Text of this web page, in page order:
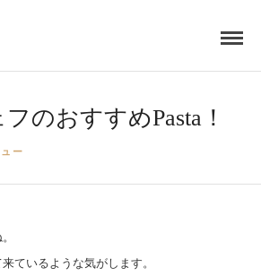
のおすすめPasta！
ー
ているような気がします。